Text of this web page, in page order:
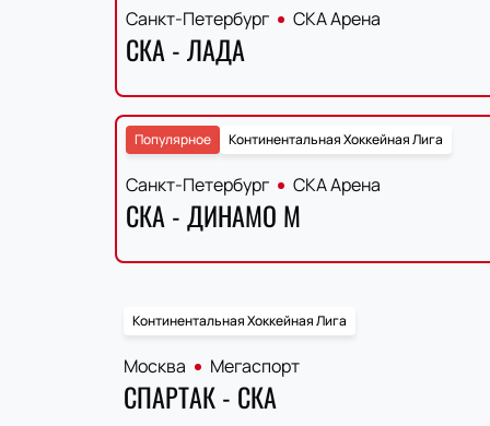
Санкт-Петербург СКА Арена
СКА - ЛАДА
Континентальная Хоккейная Лига
Популярное
Санкт-Петербург СКА Арена
СКА - ДИНАМО М
Континентальная Хоккейная Лига
Москва Мегаспорт
СПАРТАК - СКА